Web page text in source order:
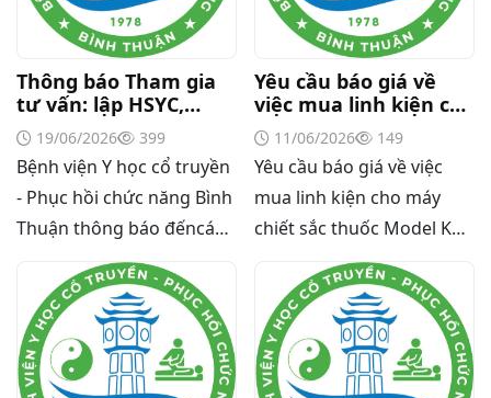
Thông báo Tham gia
tư vấn: lập HSYC,
đánh giá HSĐX
19/06/2026 399
Bệnh viện Y học cổ truyền
- Phục hồi chức năng Bình
Thuận thông báo đếncác
đơn vị tư vấn có năng lực
tham gia gói thầu: tư vấn
lập HSYC, đánh giá
HSĐXgói thầu: Mua thuốc
dược liệu, thuốc có kết
Yêu cầu báo giá về
việc mua linh kiện cho
máy chiết sắc thuốc
Model KSP 240L của
Khoa Dược - Thiết bị y
tế
11/06/2026 149
Yêu cầu báo giá về việc
mua linh kiện cho máy
chiết sắc thuốc Model KSP
240L của Khoa Dược -
Thiết bị y tế